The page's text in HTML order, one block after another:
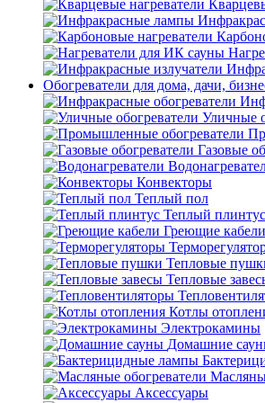
Обогреватели для дома, дачи,
Уличные
Газовые
Конвекторы
Теплый пол
Теплый плинтус
Греющие кабели
Тепловые
Тепловые
Котлы
Электрокамины
Домашние
Аксессуары